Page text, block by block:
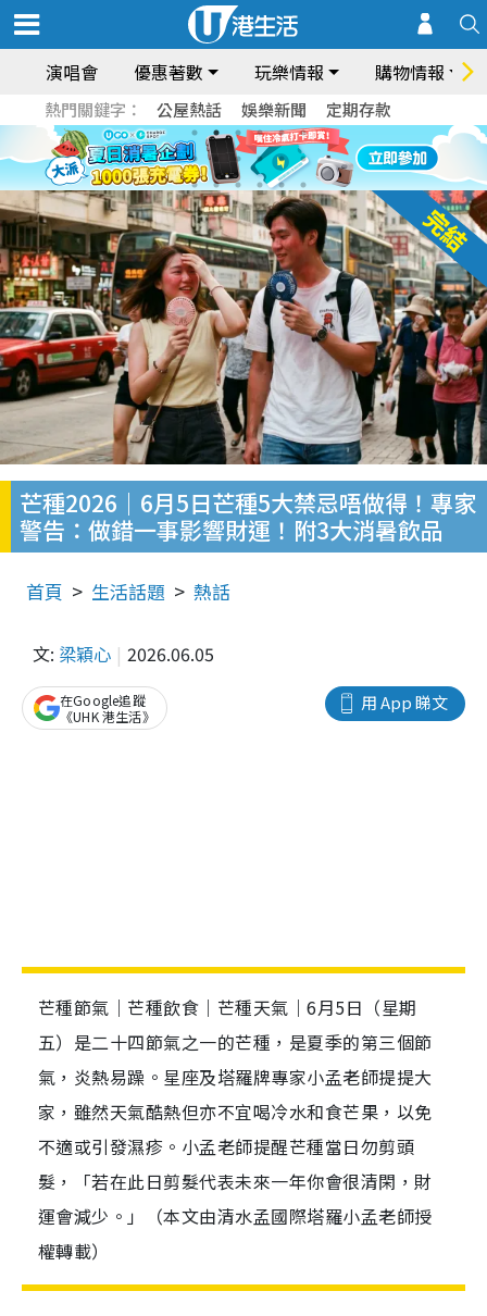
演唱會 優惠著數 玩樂情報 購物情報
熱門關鍵字： 公屋熱話 娛樂新聞 定期存款
芒種2026｜6月5日芒種5大禁忌唔做得！專家
警告：做錯一事影響財運！附3大消暑飲品
首頁 生活話題 熱話
文: 梁穎心 2026.06.05
用 App 睇文
在Google追蹤
《UHK 港生活》
芒種節氣｜芒種飲食｜芒種天氣｜6月5日（星期
五）是二十四節氣之一的芒種，是夏季的第三個節
氣，炎熱易躁。星座及塔羅牌專家小孟老師提提大
家，雖然天氣酷熱但亦不宜喝冷水和食芒果，以免
不適或引發濕疹。小孟老師提醒芒種當日勿剪頭
髮，「若在此日剪髮代表未來一年你會很清閑，財
運會減少。」（本文由清水孟國際塔羅小孟老師授
權轉載）